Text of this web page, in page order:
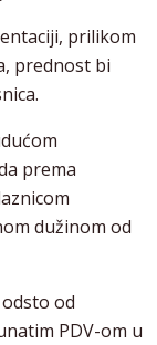
prilikom
prednost bi
prema
dužinom od
od
PDV-om u